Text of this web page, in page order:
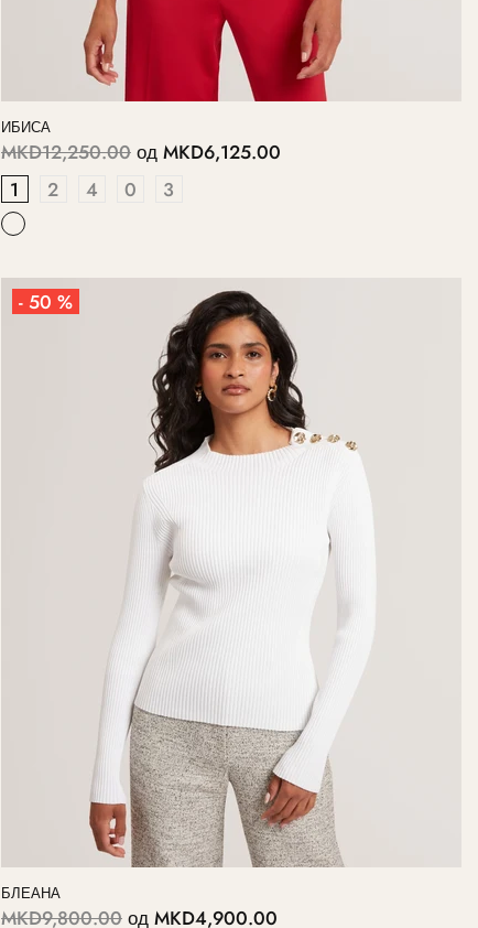
ИБИСА
MKD12,250.00од MKD6,125.00
1
2 4 0 3
- 50 %
БЛЕАНА
MKD9,800.00од MKD4,900.00